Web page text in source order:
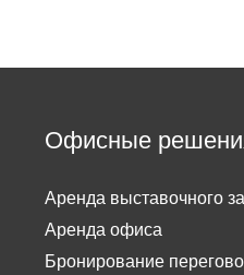
Офисные
Аренда выставочного
Аренда офиса
Бронирование